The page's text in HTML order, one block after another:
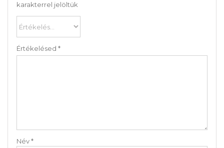
karakterrel jelöltük
Értékelésed *
Név*